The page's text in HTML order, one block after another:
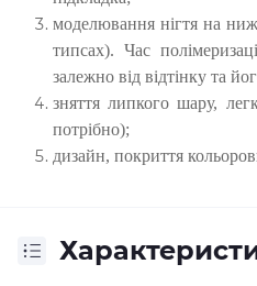
моделювання нігтя на
типсах). Час
залежно від відтінку та
зняття липкого шару,
потрібно);
дизайн, покриття